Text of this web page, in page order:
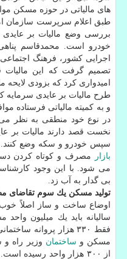
های مالیاتی در حوزه مسكن
طبق اعلام سرپرست سازمان
بررسی وضع مالیات بر عایدی
خودرو است. محمدقاسم پناهی
اجرایی كشور، فرهنگ
تصمیم گرفت كه این مالیات
امیدواری كرد كه بزودی لایحه
طرح مالیات بر عایدی سرمایه
و به كمیته مالیاتی فرستاده
در نوع خود منطقی به نظر می
نخست قصد دارند مالیات بر
سپس خودرو و سكه وضع كنند. هدف ورود ۲.۵
بازار
مصرف و كوتاه كردن
بی گدار به آب زد.
تولید مسكن یك سوم تقاضای
اوضاع ساخت و ساز اصلاً
فقط ۳۳۰ هزار پروانه
مسكن و ساختمان وزیر راه
از ۳۰۰ هزار واحد